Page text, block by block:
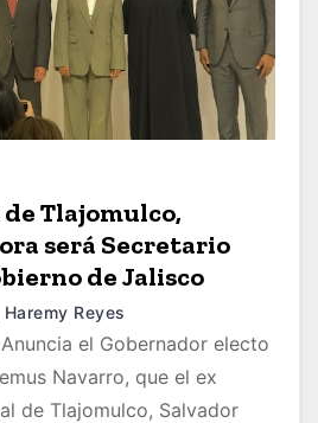
Tlajomulco,
será Secretario
de Jalisco
Haremy Reyes
el Gobernador electo
Navarro, que el ex
de Tlajomulco, Salvador